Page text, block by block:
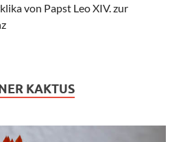
von Papst Leo XIV. zur
KAKTUS